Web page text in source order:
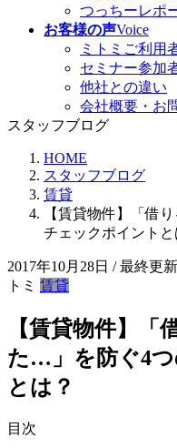
つっちーレポ
お客様の声Voice
ミトミご利用
セミナー参加
他社との違い
会社概要・お
スタッフブログ
HOME
スタッフブログ
賃貸
【賃貸物件】「借
チェックポイントと
2017年10月28日 / 最終更
トミ 賃貸
【賃貸物件】「
た…」を防ぐ4
とは？
目次